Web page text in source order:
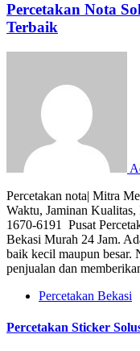
Percetakan Nota
Terbaik
Percetakan nota| Mitra
Waktu, Jaminan
1670-6191 Pusat
Bekasi Murah 24 Jam.
baik kecil maupun besar.
penjualan dan
Percetakan Bekasi
Percetakan Sticker